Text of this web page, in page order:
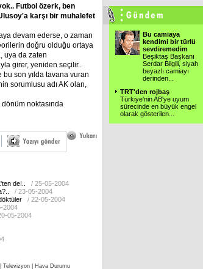
Futbol özerk, ben
karşı bir muhalefet
devam ederse, o zaman
doğru olduğu ortaya
uya da zaten
girer, yeniden seçilir..
son yılda tavana vuran
sorumlusu adı AK olan,
noktasında
de!..
/ 25-05-2004
/ 23-05-2004
/ 22-05-2004
2004
05-2004
Bu camiaya
kendimi bir türlü
sevdiremedim
Beşiktaş Başkanı
Serdar Bilgili, siyah
beyazlı camiayı
derinden
TRT'den rojbaş
Türkiye'nin AB'ye uyum
sürecinde en büyük engel
olarak gösterilen
Televizyon Hava Durumu